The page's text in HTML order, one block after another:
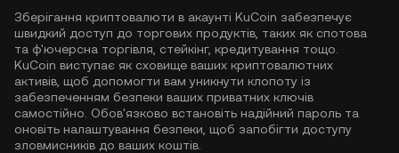
Зберігання криптовалюти в акаунті KuCoin забезпечує
швидкий доступ до торгових продуктів, таких як спотова
та ф'ючерсна торгівля, стейкінг, кредитування тощо.
KuCoin виступає як сховище ваших криптовалютних
активів, щоб допомогти вам уникнути клопоту із
забезпеченням безпеки ваших приватних ключів
самостійно. Обов'язково встановіть надійний пароль та
оновіть налаштування безпеки, щоб запобігти доступу
зловмисників до ваших коштів.